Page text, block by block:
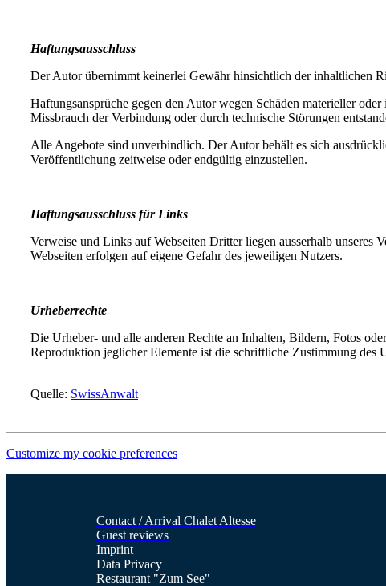
Haftungsausschluss
Der Autor übernimmt keinerlei Gewähr hinsichtlich der inhaltlichen
Haftungsansprüche gegen den Autor wegen Schäden materieller
Missbrauch der Verbindung oder durch technische Störungen
Alle Angebote sind unverbindlich. Der Autor behält es sich
Veröffentlichung zeitweise oder endgültig einzustellen.
Haftungsausschluss für Links
Verweise und Links auf Webseiten Dritter liegen ausserhalb
Webseiten erfolgen auf eigene Gefahr des jeweiligen Nutzers.
Urheberrechte
Die Urheber- und alle anderen Rechte an Inhalten, Bildern, Fotos
Reproduktion jeglicher Elemente ist die schriftliche Zustimmung des
Quelle: SwissAnwalt
Customize my cookie preferences
Contact / Arrival Chalet Altesse
Guest reviews
Imprint
Data Privacy
Restaurant "Zum See"